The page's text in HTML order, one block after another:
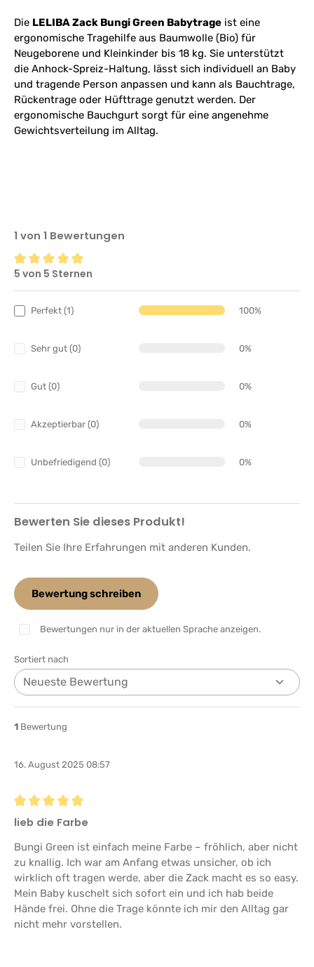
Die LELIBA Zack Bungi Green Babytrage ist eine
ergonomische Tragehilfe aus Baumwolle (Bio) für
Neugeborene und Kleinkinder bis 18 kg. Sie unterstützt
die Anhock-Spreiz-Haltung, lässt sich individuell an Baby
und tragende Person anpassen und kann als Bauchtrage,
Rückentrage oder Hüfttrage genutzt werden. Der
ergonomische Bauchgurt sorgt für eine angenehme
Gewichtsverteilung im Alltag.
1 von 1 Bewertungen
Durchschnittliche Bewertung von 5 von 5 Sternen
5 von 5 Sternen
Perfekt (1) 100%
Sehr gut (0) 0%
Gut (0) 0%
Akzeptierbar (0) 0%
Unbefriedigend (0) 0%
Bewerten Sie dieses Produkt!
Teilen Sie Ihre Erfahrungen mit anderen Kunden.
Bewertung schreiben
Bewertungen nur in der aktuellen Sprache anzeigen.
Sortiert nach
1 Bewertung
16. August 2025 08:57
Bewertung mit 5 von 5 Sternen
lieb die Farbe
Bungi Green ist einfach meine Farbe – fröhlich, aber nicht
zu knallig. Ich war am Anfang etwas unsicher, ob ich
wirklich oft tragen werde, aber die Zack macht es so easy.
Mein Baby kuschelt sich sofort ein und ich hab beide
Hände frei. Ohne die Trage könnte ich mir den Alltag gar
nicht mehr vorstellen.